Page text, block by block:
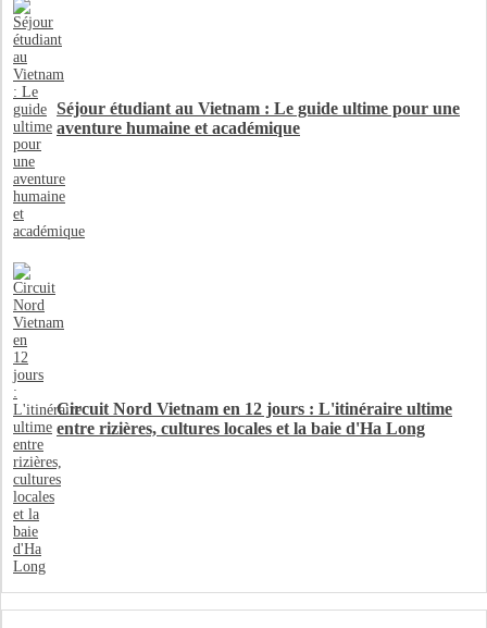
Séjour étudiant au Vietnam : Le guide ultime pour une
aventure humaine et académique
Circuit Nord Vietnam en 12 jours : L'itinéraire ultime
entre rizières, cultures locales et la baie d'Ha Long